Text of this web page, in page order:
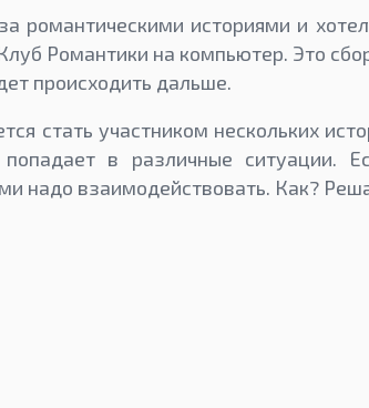
романтическими историями и
Романтики на компьютер. Это
происходить дальше.
стать участником нескольких
в различные ситуации.
надо взаимодействовать. Как?